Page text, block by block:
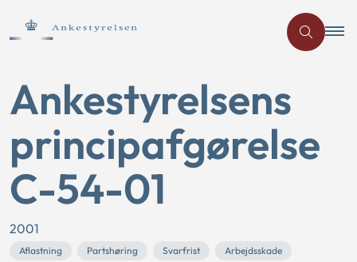
Ankestyrelsens
principafgørelse
C-54-01
2001
Aflastning Partshøring Svarfrist
Arbejdsskade